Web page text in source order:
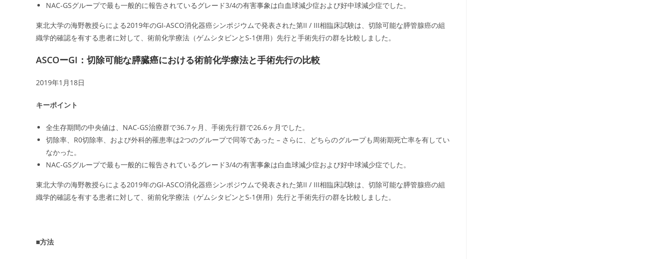
NAC-GSグループで最も一般的に報告されているグレード3/4の有害事象は白血球減少症および好中球減少症でした。
東北大学の海野教授らによる2019年のGI-ASCO消化器癌シンポジウムで発表された第II / III相臨床試験は、切除可能な膵管腺癌の組
織学的確認を有する患者に対して、術前化学療法（ゲムシタビンとS-1併用）先行と手術先行の群を比較しました。
ASCOーGI：切除可能な膵臓癌における術前化学療法と手術先行の比較
2019年1月18日
キーポイント
全生存期間の中央値は、NAC-GS治療群で36.7ヶ月、手術先行群で26.6ヶ月でした。
切除率、R0切除率、および外科的罹患率は2つのグループで同等であった – さらに、どちらのグループも周術期死亡率を有してい
なかった。
NAC-GSグループで最も一般的に報告されているグレード3/4の有害事象は白血球減少症および好中球減少症でした。
東北大学の海野教授らによる2019年のGI-ASCO消化器癌シンポジウムで発表された第II / III相臨床試験は、切除可能な膵管腺癌の組
織学的確認を有する患者に対して、術前化学療法（ゲムシタビンとS-1併用）先行と手術先行の群を比較しました。
■方法